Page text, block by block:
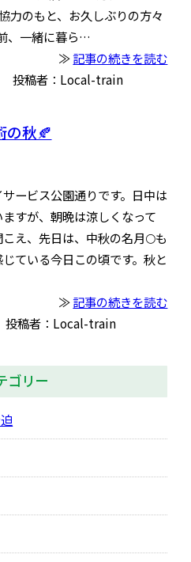
のもと、お久しぶりの方々
、一緒に暮ら…
≫記事の続きを読む
投稿者：Local-train
の秋🍂
ービス公園通りです。日中は
すが、朝晩は涼しくなって
え、先日は、中秋の名月🌕も
ている今日この頃です。秋と
≫記事の続きを読む
稿者：Local-train
ゴリー